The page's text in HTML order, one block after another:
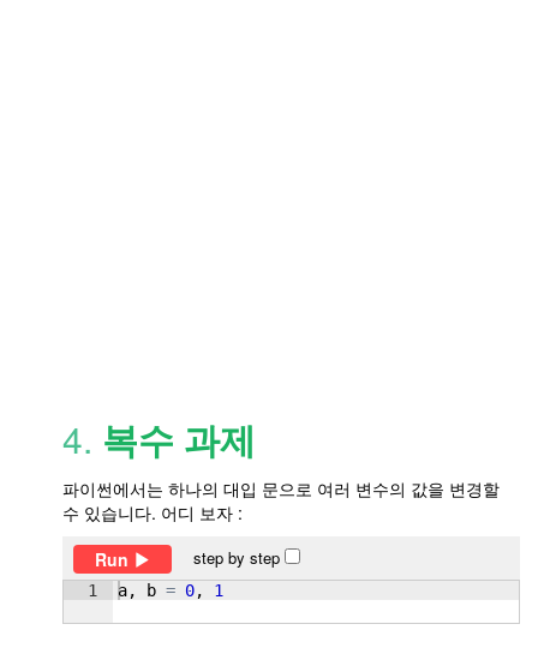
4. 복수 과제
파이썬에서는 하나의 대입 문으로 여러 변수의 값을 변경할
수 있습니다. 어디 보자 :
Run
step by step
1 a, b = 0, 1